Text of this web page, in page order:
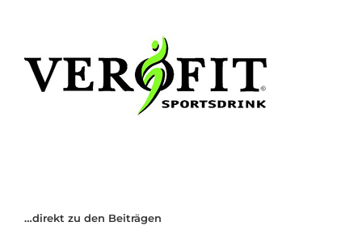
…direkt zu den Beiträgen